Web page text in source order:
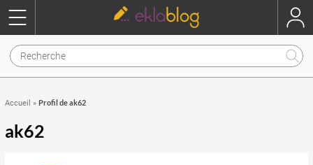
Accueil » Profil de ak62
ak62